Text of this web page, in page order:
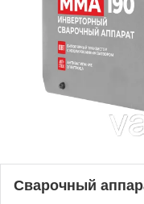
Сварочный